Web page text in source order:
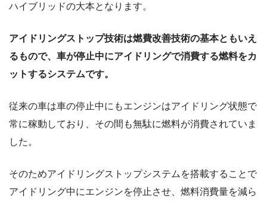
ハイブリッドの大本となります。
アイドリングストップ技術は燃費改善技術の基本ともいえ
るもので、車が停止中にアイドリングで消費する燃料をカ
ットするシステムです。
従来の車は車の停止中にもエンジンはアイドリング状態で
常に稼動しており、その間も無駄に燃料が消費されていま
した。
そのためアイドリングストップシステムを搭載することで
アイドリング中にエンジンを停止させ、燃料消費量を減ら